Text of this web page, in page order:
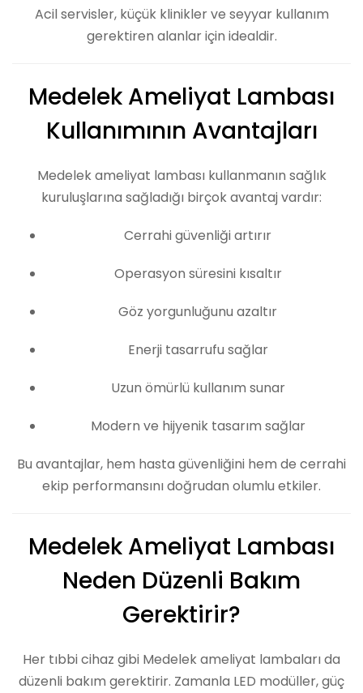
Acil servisler, küçük klinikler ve seyyar kullanım
gerektiren alanlar için idealdir.
Medelek Ameliyat Lambası
Kullanımının Avantajları
Medelek ameliyat lambası kullanmanın sağlık
kuruluşlarına sağladığı birçok avantaj vardır:
Cerrahi güvenliği artırır
Operasyon süresini kısaltır
Göz yorgunluğunu azaltır
Enerji tasarrufu sağlar
Uzun ömürlü kullanım sunar
Modern ve hijyenik tasarım sağlar
Bu avantajlar, hem hasta güvenliğini hem de cerrahi
ekip performansını doğrudan olumlu etkiler.
Medelek Ameliyat Lambası
Neden Düzenli Bakım
Gerektirir?
Her tıbbi cihaz gibi Medelek ameliyat lambaları da
düzenli bakım gerektirir. Zamanla LED modüller, güç